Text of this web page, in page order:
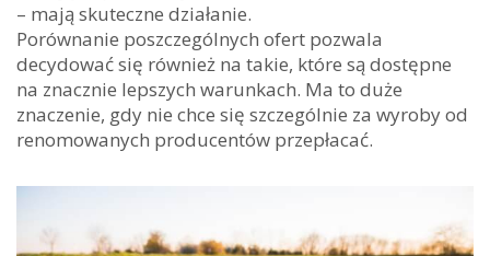
– mają skuteczne działanie.
Porównanie poszczególnych ofert pozwala
decydować się również na takie, które są dostępne
na znacznie lepszych warunkach. Ma to duże
znaczenie, gdy nie chce się szczególnie za wyroby od
renomowanych producentów przepłacać.